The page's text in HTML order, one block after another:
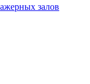
залов